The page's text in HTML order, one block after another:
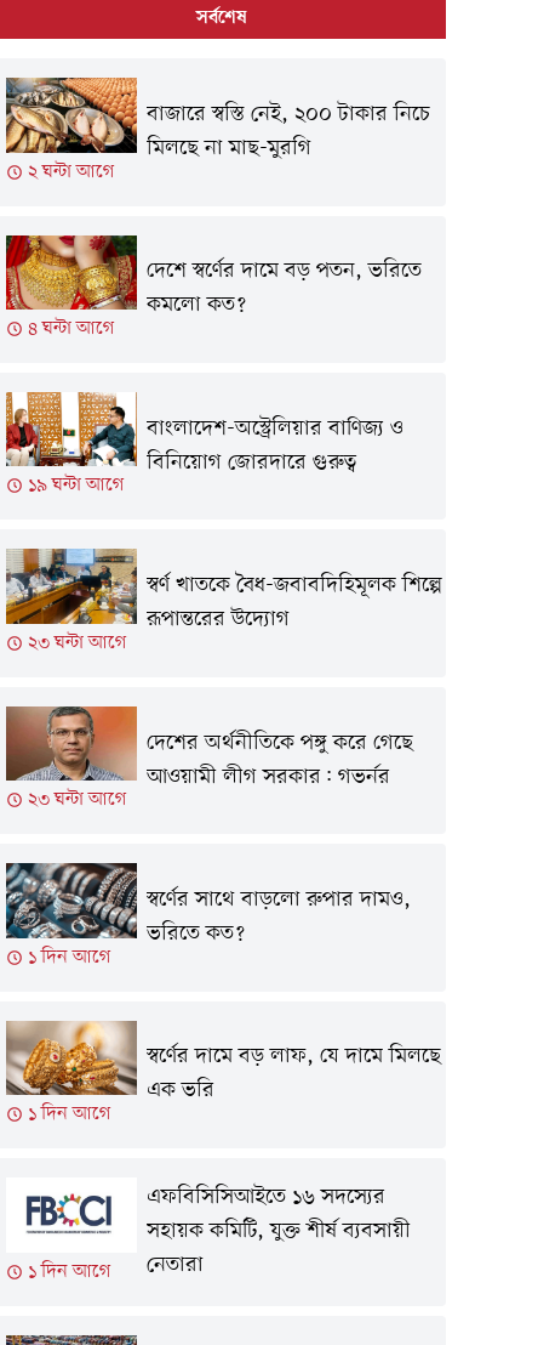
সর্বশেষ
২ ঘন্টা আগে
বাজারে স্বস্তি নেই, ২০০ টাকার নিচে
মিলছে না মাছ-মুরগি
৪ ঘন্টা আগে
দেশে স্বর্ণের দামে বড় পতন, ভরিতে
কমলো কত?
১৯ ঘন্টা আগে
বাংলাদেশ-অস্ট্রেলিয়ার বাণিজ্য ও
বিনিয়োগ জোরদারে গুরুত্ব
২৩ ঘন্টা আগে
স্বর্ণ খাতকে বৈধ-জবাবদিহিমূলক শিল্পে
রূপান্তরের উদ্যোগ
২৩ ঘন্টা আগে
দেশের অর্থনীতিকে পঙ্গু করে গেছে
আওয়ামী লীগ সরকার: গভর্নর
১ দিন আগে
স্বর্ণের সাথে বাড়লো রুপার দামও,
ভরিতে কত?
১ দিন আগে
স্বর্ণের দামে বড় লাফ, যে দামে মিলছে
এক ভরি
১ দিন আগে
এফবিসিসিআইতে ১৬ সদস্যের
সহায়ক কমিটি, যুক্ত শীর্ষ ব্যবসায়ী
নেতারা